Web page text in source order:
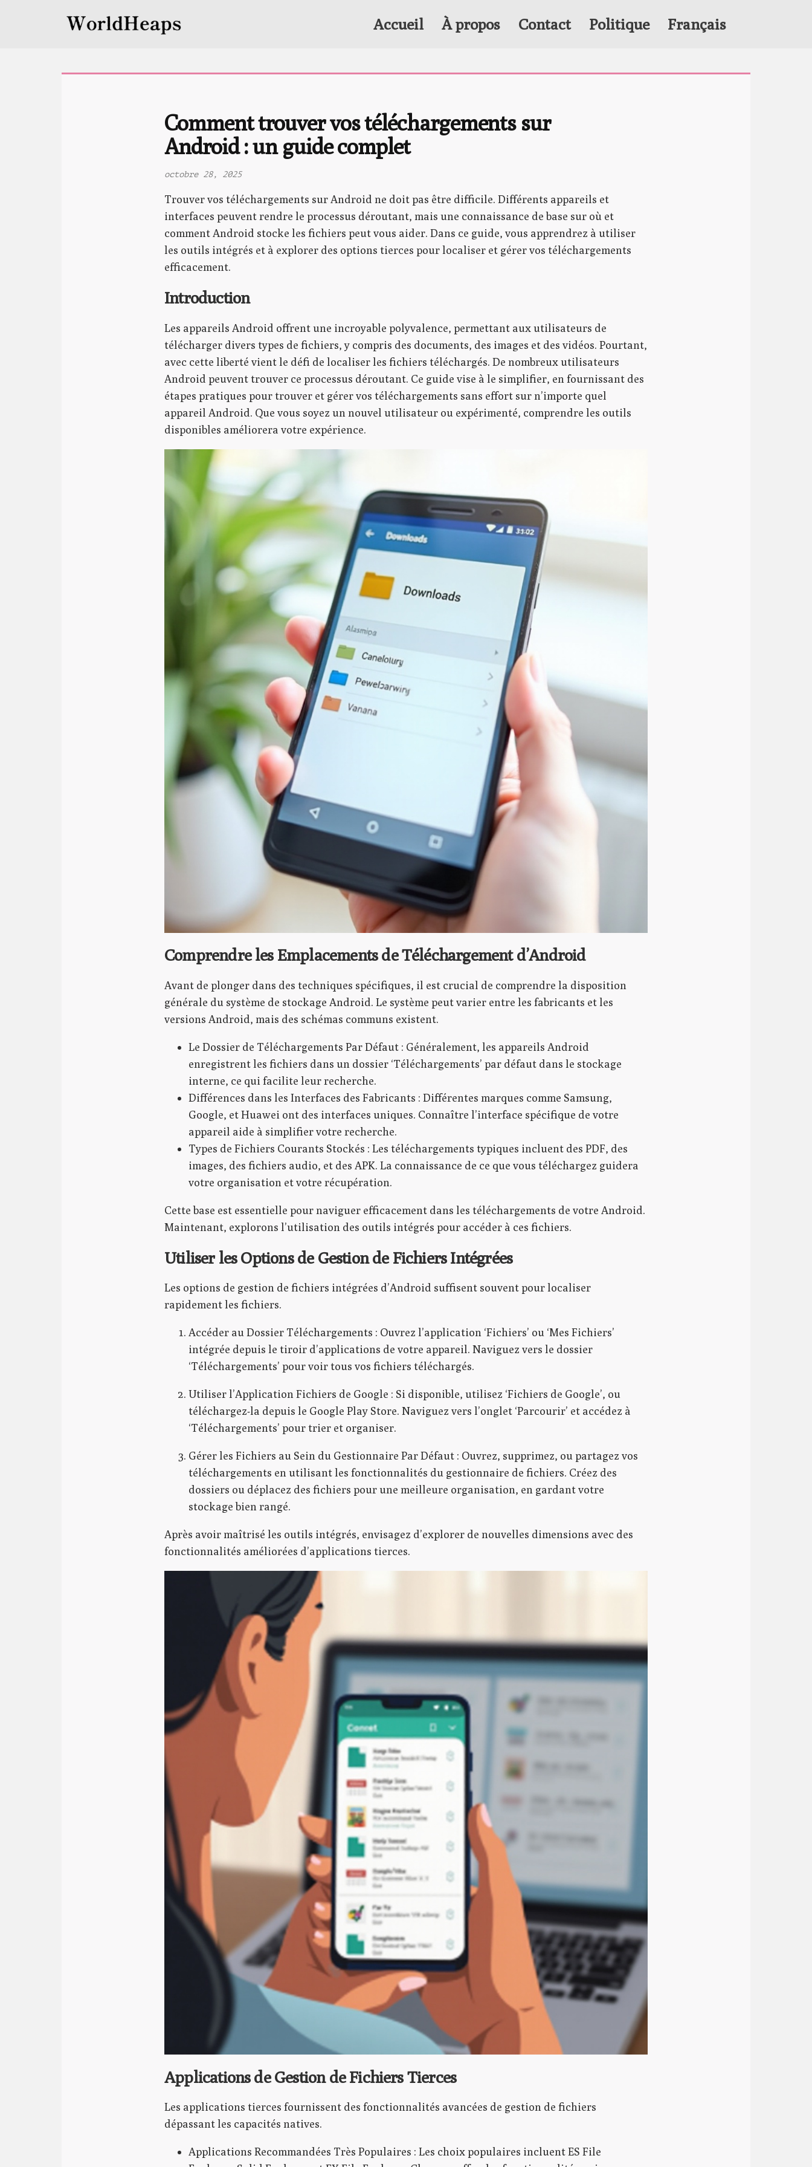
Accueil À propos Contact Politique Français
Comment trouver vos téléchargements sur
Android : un guide complet
octobre 28, 2025
Trouver vos téléchargements sur Android ne doit pas être difficile. Différents appareils et
interfaces peuvent rendre le processus déroutant, mais une connaissance de base sur où et
comment Android stocke les fichiers peut vous aider. Dans ce guide, vous apprendrez à utiliser
les outils intégrés et à explorer des options tierces pour localiser et gérer vos téléchargements
efficacement.
Introduction
Les appareils Android offrent une incroyable polyvalence, permettant aux utilisateurs de
télécharger divers types de fichiers, y compris des documents, des images et des vidéos. Pourtant,
avec cette liberté vient le défi de localiser les fichiers téléchargés. De nombreux utilisateurs
Android peuvent trouver ce processus déroutant. Ce guide vise à le simplifier, en fournissant des
étapes pratiques pour trouver et gérer vos téléchargements sans effort sur n’importe quel
appareil Android. Que vous soyez un nouvel utilisateur ou expérimenté, comprendre les outils
disponibles améliorera votre expérience.
Comprendre les Emplacements de Téléchargement d’Android
Avant de plonger dans des techniques spécifiques, il est crucial de comprendre la disposition
générale du système de stockage Android. Le système peut varier entre les fabricants et les
versions Android, mais des schémas communs existent.
Le Dossier de Téléchargements Par Défaut : Généralement, les appareils Android
enregistrent les fichiers dans un dossier ‘Téléchargements’ par défaut dans le stockage
interne, ce qui facilite leur recherche.
Différences dans les Interfaces des Fabricants : Différentes marques comme Samsung,
Google, et Huawei ont des interfaces uniques. Connaître l’interface spécifique de votre
appareil aide à simplifier votre recherche.
Types de Fichiers Courants Stockés : Les téléchargements typiques incluent des PDF, des
images, des fichiers audio, et des APK. La connaissance de ce que vous téléchargez guidera
votre organisation et votre récupération.
Cette base est essentielle pour naviguer efficacement dans les téléchargements de votre Android.
Maintenant, explorons l’utilisation des outils intégrés pour accéder à ces fichiers.
Utiliser les Options de Gestion de Fichiers Intégrées
Les options de gestion de fichiers intégrées d’Android suffisent souvent pour localiser
rapidement les fichiers.
Accéder au Dossier Téléchargements : Ouvrez l’application ‘Fichiers’ ou ‘Mes Fichiers’
intégrée depuis le tiroir d’applications de votre appareil. Naviguez vers le dossier
‘Téléchargements’ pour voir tous vos fichiers téléchargés.
Utiliser l’Application Fichiers de Google : Si disponible, utilisez ‘Fichiers de Google’, ou
téléchargez-la depuis le Google Play Store. Naviguez vers l’onglet ‘Parcourir’ et accédez à
‘Téléchargements’ pour trier et organiser.
Gérer les Fichiers au Sein du Gestionnaire Par Défaut : Ouvrez, supprimez, ou partagez vos
téléchargements en utilisant les fonctionnalités du gestionnaire de fichiers. Créez des
dossiers ou déplacez des fichiers pour une meilleure organisation, en gardant votre
stockage bien rangé.
Après avoir maîtrisé les outils intégrés, envisagez d’explorer de nouvelles dimensions avec des
fonctionnalités améliorées d’applications tierces.
Applications de Gestion de Fichiers Tierces
Les applications tierces fournissent des fonctionnalités avancées de gestion de fichiers
dépassant les capacités natives.
Applications Recommandées Très Populaires : Les choix populaires incluent ES File